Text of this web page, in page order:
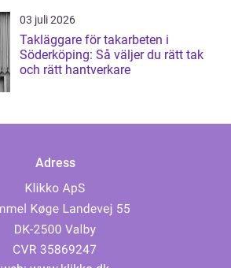
03 juli 2026
Takläggare för takarbeten i
Söderköping: Så väljer du rätt tak
och rätt hantverkare
Adress